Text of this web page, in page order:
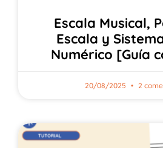
Escala Musical,
Escala y
Numérico [Guía
20/08/2025 2